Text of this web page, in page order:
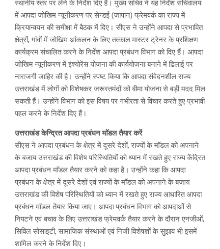
स्थानीय स्तर पर लेने के निर्देश दिए हैं। मुख्य सचिव ने यह निर्देश सचिवालय
में आपदा जोखिम न्यूनीकरण पर सेन्डई (जापान) फ्रेमवर्क का राज्य में
क्रियान्वयन की समीक्षा में बैठक में दिए। सीएस ने उन्होंने आपदा से प्रभावित
क्षेत्रों, गांवों में जोखिम आंकलन के लिए तत्काल मास्टर ट्रेनर के प्रशिक्षण
कार्यक्रम संचालित करने के निर्देश आपदा प्रबंधन विभाग को दिए हैं। आपदा
जोखिम न्यूनीकरण में इंश्योरेंस योजना की कार्ययोजना बनाने में ढिलाई पर
नाराजगी जाहिर की है। उन्होंने स्पष्ट किया कि आपदा संवेदनशील राज्य
उत्तराखंड में लोगों को विशेषकर जरूरतमंदों को बीमा योजना से बड़ी मदद मिल
सकती हैं। उन्होंने विभाग को इस विषय पर गंभीरता से विचार करते हुए प्रभावी
पहल करने के निर्देश दिए हैं।
उत्तराखंड केन्द्रित आपदा प्रबंधन माॅडल तैयार करें
सीएस ने आपदा प्रबंधन के क्षेत्र में दूसरे देशों, राज्यों के माॅडल को अपनाने
के बजाय उत्तराखंड की विशेष परिस्थितियों को ध्यान में रखते हुए राज्य केंद्रित
आपदा प्रबंधन माॅडल तैयार करने को कहा है। उन्होंने कहा कि आपदा
प्रबंधन के क्षेत्र में दूसरे देशों एवं राज्यों के माॅडल को अपनाने के बजाय
उत्तराखंड की विशेष परिस्थितियों को ध्यान में रखते हुए राज्य आधारित आपदा
प्रबंधन माॅडल तैयार किया जाए। आपदा प्रबंधन विभाग को आपदाओं से
निपटने एवं बचाव के लिए उत्तराखंड फ्रेमवर्क तैयार करने के दौरान एनजीओं,
सिविल सोसाइटी, सामाजिक संस्थाओं एवं निजी विशेषज्ञों के सुझाव भी इसमें
शामिल करने के निर्देश दिए।